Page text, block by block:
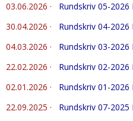
03.06.2026 ·
Rundskriv 05-
30.04.2026 ·
Rundskriv 04-
04.03.2026 ·
Rundskriv 03-
22.02.2026 ·
Rundskriv 02-
02.01.2026 ·
Rundskriv 01-
22.09.2025 ·
Rundskriv 07-